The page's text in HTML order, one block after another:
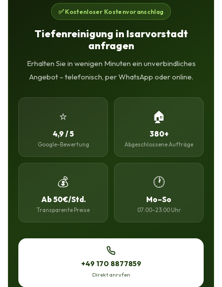
✅ Kostenloser Kostenvoranschlag
Tiefenreinigung in Isarvorstadt
anfragen
Erhalten Sie in wenigen Minuten ein unverbindliches
Angebot – telefonisch, per WhatsApp oder online.
⭐
4,9 / 5
Google-Bewertung
🏠
380+
Abgeschlossene Aufträge
💰
Ab 50€/Std.
Transparente Preise
🕐
Mo–So
07:00–23:00 Uhr
+49 170 8877859
Direkt anrufen